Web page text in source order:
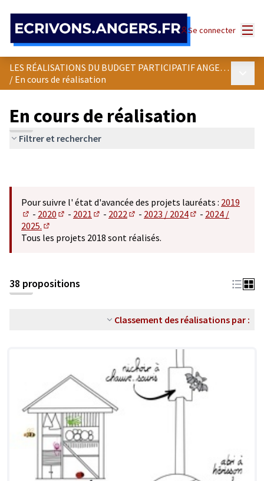
Se connecter
LES RÉALISATIONS DU BUDGET PARTICIPATIF ANGEVIN
/ En cours de réalisation
En cours de réalisation
Filtrer et rechercher
Pour suivre l' état d'avancée des projets lauréats : 2019
(S'ouvre dans un nouvel onglet)
- 2020
(S'ouvre dans un nouvel onglet)
- 2021
(S'ouvre dans un nouvel onglet)
- 2022
(S'ouvre dans un nouvel onglet)
- 2023 / 2024
(S'ouvre dans un
- 2024 /
2025.
(S'ouvre dans un nouvel onglet)
Tous les projets 2018 sont réalisés.
38 propositions
Classement des réalisations par :